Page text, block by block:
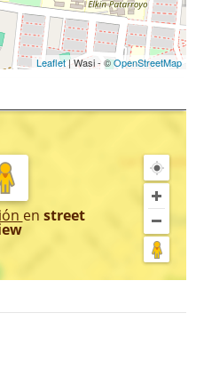
Leaflet| Wasi - ©OpenStreetMap
en street